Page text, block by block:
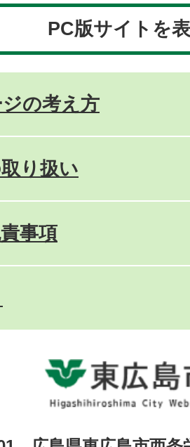
PC版サイトを
の考え方
り扱い
事項